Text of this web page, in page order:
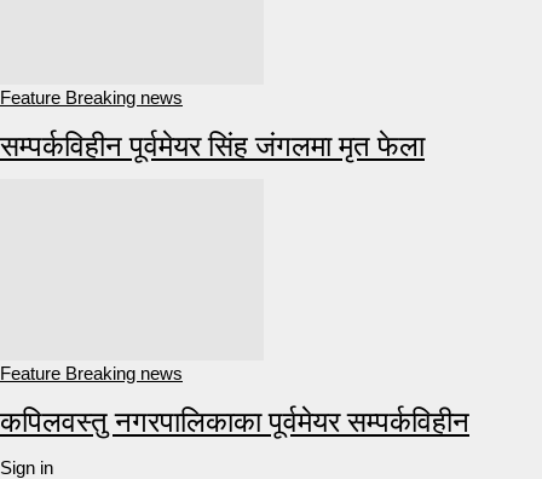
Feature Breaking news
सम्पर्कविहीन पूर्वमेयर सिंह जंगलमा मृत फेला
Feature Breaking news
कपिलवस्तु नगरपालिकाका पूर्वमेयर सम्पर्कविहीन
Sign in